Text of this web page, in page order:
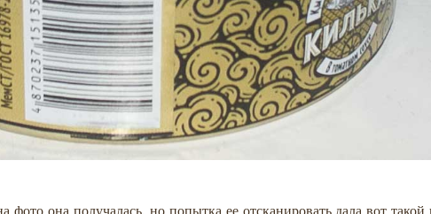
фото она получалась, но попытка ее отсканировать дала вот такой